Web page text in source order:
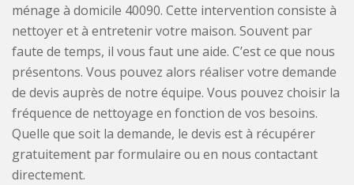
ménage à domicile 40090. Cette intervention consiste à
nettoyer et à entretenir votre maison. Souvent par
faute de temps, il vous faut une aide. C’est ce que nous
présentons. Vous pouvez alors réaliser votre demande
de devis auprès de notre équipe. Vous pouvez choisir la
fréquence de nettoyage en fonction de vos besoins.
Quelle que soit la demande, le devis est à récupérer
gratuitement par formulaire ou en nous contactant
directement.